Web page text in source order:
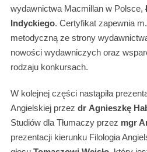
wydawnictwa Macmillan w Polsce,
Indyckiego. Certyfikat zapewnia
metodyczną ze strony
nowości wydawniczych oraz
rodzaju konkursach.
W kolejnej części nastąpiła
Angielskiej przez dr Agnieszkę
Studiów dla Tłumaczy przez mgr
prezentacji kierunku Filologia